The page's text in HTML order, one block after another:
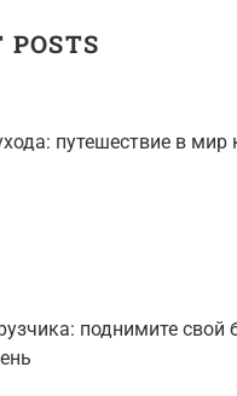
POSTS
путешествие в мир
поднимите свой